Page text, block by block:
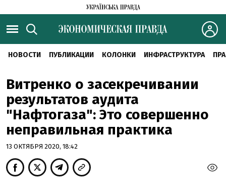
НОВОСТИ ПУБЛИКАЦИИ КОЛОНКИ ИНФРАСТРУКТУРА
Витренко о засекречивании
результатов аудита
"Нафтогаза": Это совершенно
неправильная практика
13 ОКТЯБРЯ 2020, 18:42